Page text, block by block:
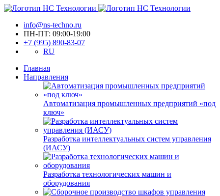
info@ns-techno.ru
ПН-ПТ: 09:00-19:00
+7 (995) 890-83-07
RU
Главная
Направления
Автоматизация промышленных предприятий «под
ключ»
Разработка интеллектуальных систем управления
(ИАСУ)
Разработка технологических машин и
оборудования